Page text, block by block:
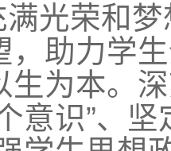
光荣和
，助力学
为本。
意识”、